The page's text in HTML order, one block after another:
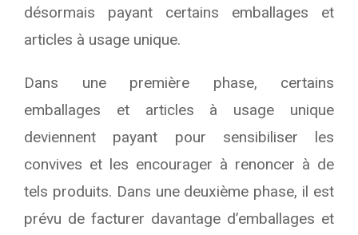
désormais payant certains emballages et
articles à usage unique.
Dans une première phase, certains
emballages et articles à usage unique
deviennent payant pour sensibiliser les
convives et les encourager à renoncer à de
tels produits. Dans une deuxième phase, il est
prévu de facturer davantage d’emballages et